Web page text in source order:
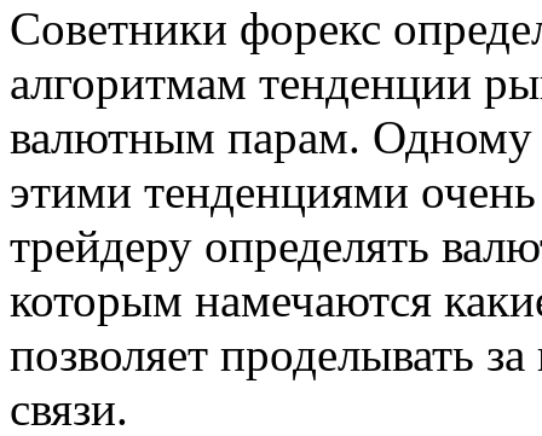
Советники форекс
алгоритмам тенденции
валютным парам. Одному
этими тенденциями
трейдеру определять
которым намечаются
позволяет проделывать
связи.